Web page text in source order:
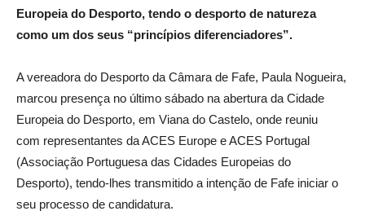
Europeia do Desporto, tendo o desporto de natureza
como um dos seus “princípios diferenciadores”.
A vereadora do Desporto da Câmara de Fafe, Paula Nogueira,
marcou presença no último sábado na abertura da Cidade
Europeia do Desporto, em Viana do Castelo, onde reuniu
com representantes da ACES Europe e ACES Portugal
(Associação Portuguesa das Cidades Europeias do
Desporto), tendo-lhes transmitido a intenção de Fafe iniciar o
seu processo de candidatura.